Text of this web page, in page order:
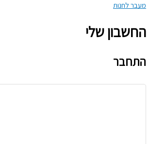
מעבר לחנות
החשבון שלי
התחבר